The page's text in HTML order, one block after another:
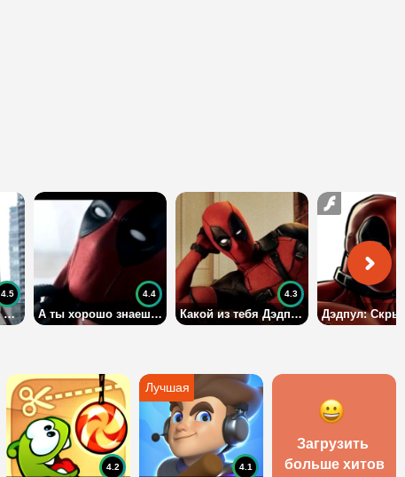
Кто ты из фильма Дэдпул?
4.5
А ты хорошо знаешь Дэдпула?
4.4
Какой из тебя Дэдпул?
4.3
4.2 4.1
Загрузить
больше хитов